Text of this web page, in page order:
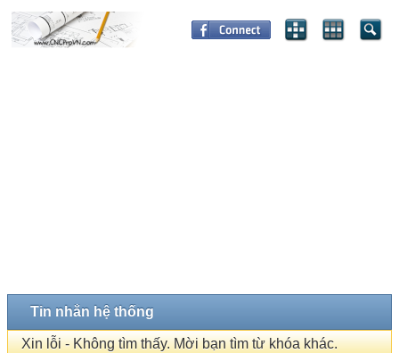
Tin nhắn hệ thống
Xin lỗi - Không tìm thấy. Mời bạn tìm từ khóa khác.